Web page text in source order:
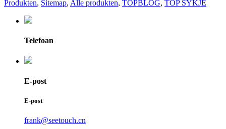
Produkten, Sitemap, Alle produkten, TOPBLOG, TOP SYKJE
Telefoan
E-post
E-post
frank@seetouch.cn